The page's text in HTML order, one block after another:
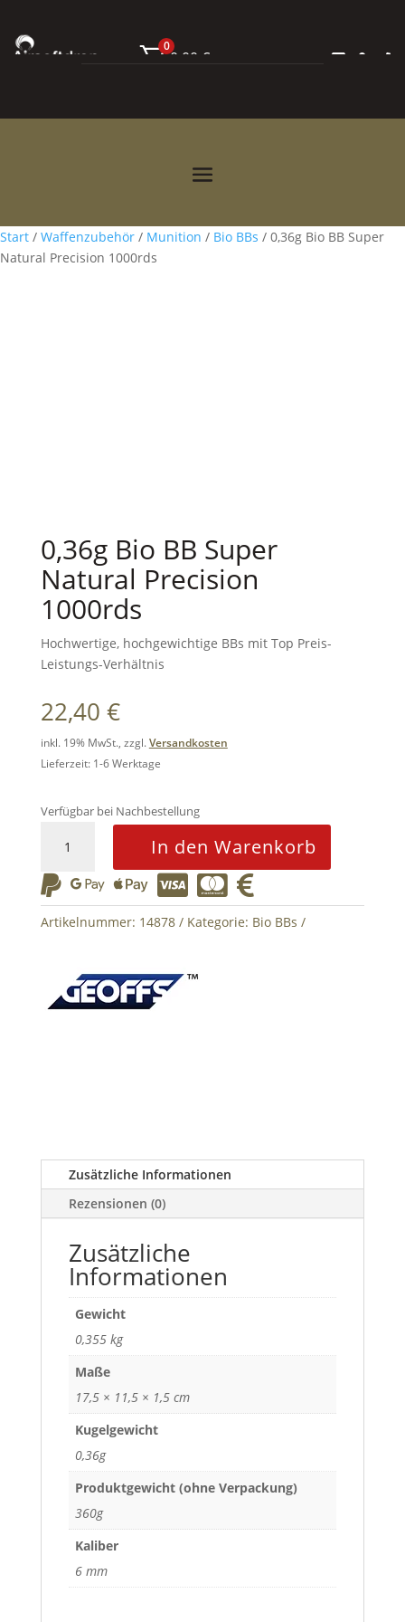
0
0,00 €
Start / Waffenzubehör / Munition / Bio BBs / 0,36g Bio BB Super
Natural Precision 1000rds
0,36g Bio BB Super
Natural Precision
1000rds
Hochwertige, hochgewichtige BBs mit Top Preis-
Leistungs-Verhältnis
22,40 €
inkl. 19% MwSt., zzgl.Versandkosten
Lieferzeit: 1-6 Werktage
Verfügbar bei Nachbestellung
BB
Super
Natural
Menge
In den Warenkorb
     
Artikelnummer: 14878 Kategorie: Bio BBs
Zusätzliche Informationen
Rezensionen (0)
Zusätzliche
Informationen
Gewicht
0,355 kg
Maße
17,5 × 11,5 × 1,5 cm
Kugelgewicht
0,36g
Produktgewicht (ohne Verpackung)
360g
Kaliber
6 mm